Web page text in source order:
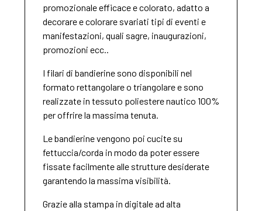
promozionale efficace e colorato, adatto a
decorare e colorare svariati tipi di eventi e
manifestazioni, quali sagre, inaugurazioni,
promozioni ecc..
I filari di bandierine sono disponibili nel
formato rettangolare o triangolare e sono
realizzate in tessuto poliestere nautico 100%
per offrire la massima tenuta.
Le bandierine vengono poi cucite su
fettuccia/corda in modo da poter essere
fissate facilmente alle strutture desiderate
garantendo la massima visibilità.
Grazie alla stampa in digitale ad alta